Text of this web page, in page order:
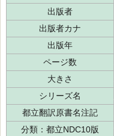
出版者
出版者カナ
出版年
ページ数
大きさ
シリーズ名
都立翻訳原書名注記
分類：都立NDC10版